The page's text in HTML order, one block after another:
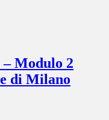
Modulo 2
di Milano